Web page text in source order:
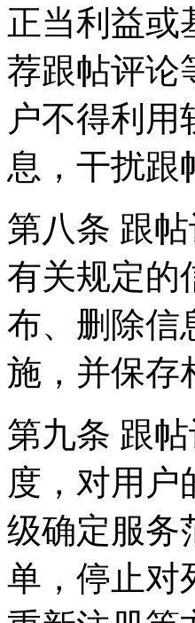
正当利益或
荐跟帖评论
户不得利
息，干扰跟
第八条 跟
有关规定的
布、删除信
施，并保存
第九条 跟
度，对用户
级确定服务
单，停止对